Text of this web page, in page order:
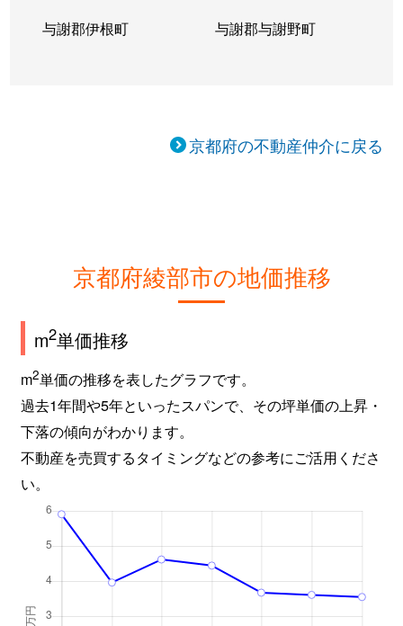
与謝郡伊根町 与謝郡与謝野町
京都府の不動産仲介に戻る
京都府綾部市の地価推移
m2単価推移
m2単価の推移を表したグラフです。
過去1年間や5年といったスパンで、その坪単価の上昇・
下落の傾向がわかります。
不動産を売買するタイミングなどの参考にご活用くださ
い。